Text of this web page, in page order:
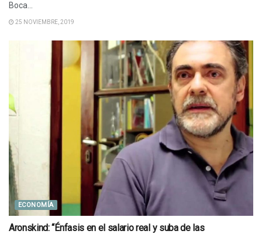
Boca...
25 NOVIEMBRE, 2019
ECONOMÍA
Aronskind: “Énfasis en el salario real y suba de las